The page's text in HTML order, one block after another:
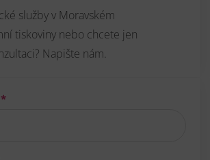
služby v Moravském
tiskoviny nebo chcete jen
Napište nám.
*